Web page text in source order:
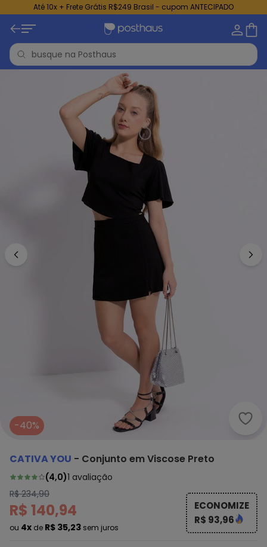
Até 10x + Frete Grátis R$249 Brasil - cupom ANTECIPADO
-40%
CATIVA YOU - Conjunto em Viscose Preto
(4,0)1 avaliação
R$ 234,90
R$ 140,94
ou 4x de R$ 35,23 sem juros
ECONOMIZE
R$ 93,96